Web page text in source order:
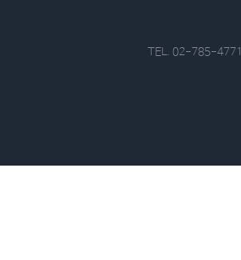
TEL. 02-785-4771